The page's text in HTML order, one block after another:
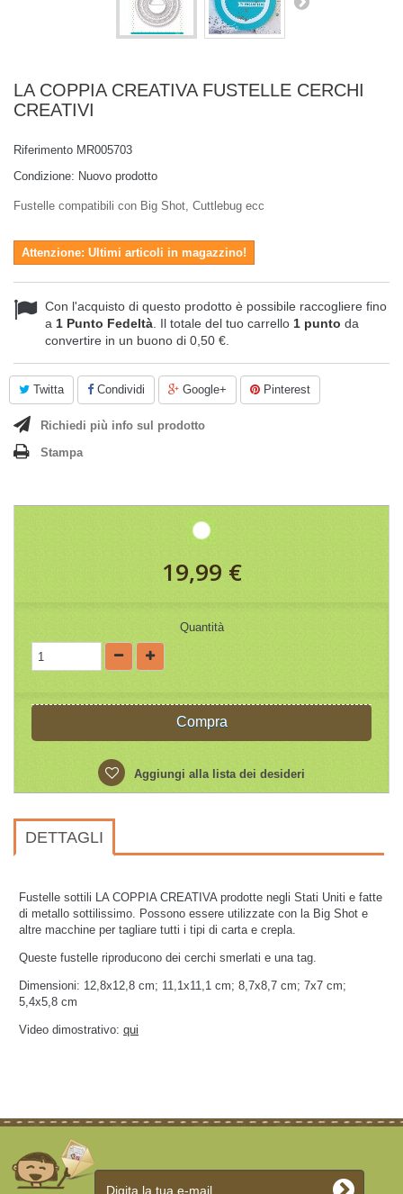
LA COPPIA CREATIVA FUSTELLE CERCHI
CREATIVI
Riferimento MR005703
Condizione: Nuovo prodotto
Fustelle compatibili con Big Shot, Cuttlebug ecc
Attenzione: Ultimi articoli in magazzino!
Con l'acquisto di questo prodotto è possibile raccogliere fino
a 1 Punto Fedeltà . Il totale del tuo carrello 1 punto da
convertire in un buono di 0,50 €
Twitta Condividi Google+ Pinterest
Richiedi più info sul prodotto
Stampa
19,99 €
Quantità
Compra
Aggiungi alla lista dei desideri
DETTAGLI
Fustelle sottili LA COPPIA CREATIVA prodotte negli Stati Uniti e fatte
di metallo sottilissimo. Possono essere utilizzate con la Big Shot e
altre macchine per tagliare tutti i tipi di carta e crepla.
Queste fustelle riproducono dei cerchi smerlati e una tag.
Dimensioni: 12,8x12,8 cm; 11,1x11,1 cm; 8,7x8,7 cm; 7x7 cm;
5,4x5,8 cm
Video dimostrativo: qui